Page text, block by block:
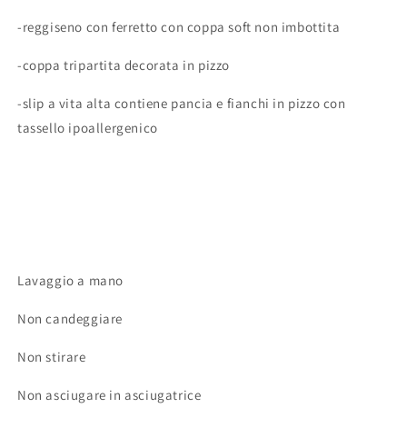
-reggiseno con ferretto con coppa soft non imbottita
-coppa tripartita decorata in pizzo
-slip a vita alta contiene pancia e fianchi in pizzo con
tassello ipoallergenico
Lavaggio a mano
Non candeggiare
Non stirare
Non asciugare in asciugatrice